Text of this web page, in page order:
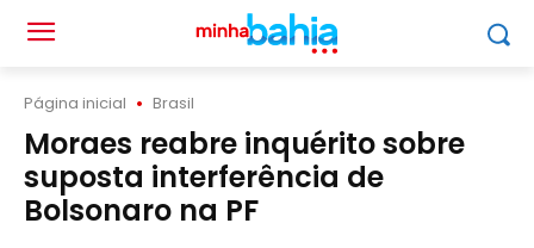
Página inicial Brasil
Moraes reabre inquérito sobre
suposta interferência de
Bolsonaro na PF